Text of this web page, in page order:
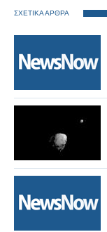
ΣΧΕΤΙΚΑ ΑΡΘΡΑ